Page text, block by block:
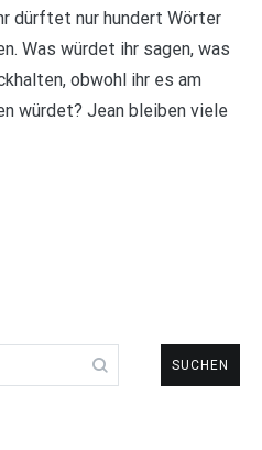
dürftet nur hundert Wörter
Was würdet ihr sagen, was
obwohl ihr es am
würdet? Jean bleiben viele